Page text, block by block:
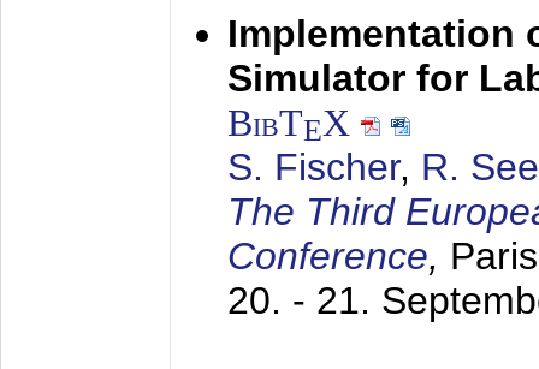
Implementation
Simulator for
BibTEX
S. Fischer, R.
The Third
Conference,
20. - 21.